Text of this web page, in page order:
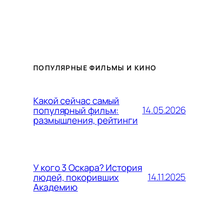
ПОПУЛЯРНЫЕ ФИЛЬМЫ И КИНО
Какой сейчас самый
популярный фильм:
размышления, рейтинги
14.05.2026
У кого 3 Оскара? История
людей, покоривших
Академию
14.11.2025